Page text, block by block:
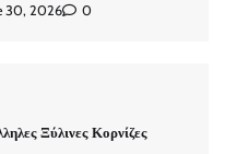
30, 2026 0
Ξύλινες Κορνίζες